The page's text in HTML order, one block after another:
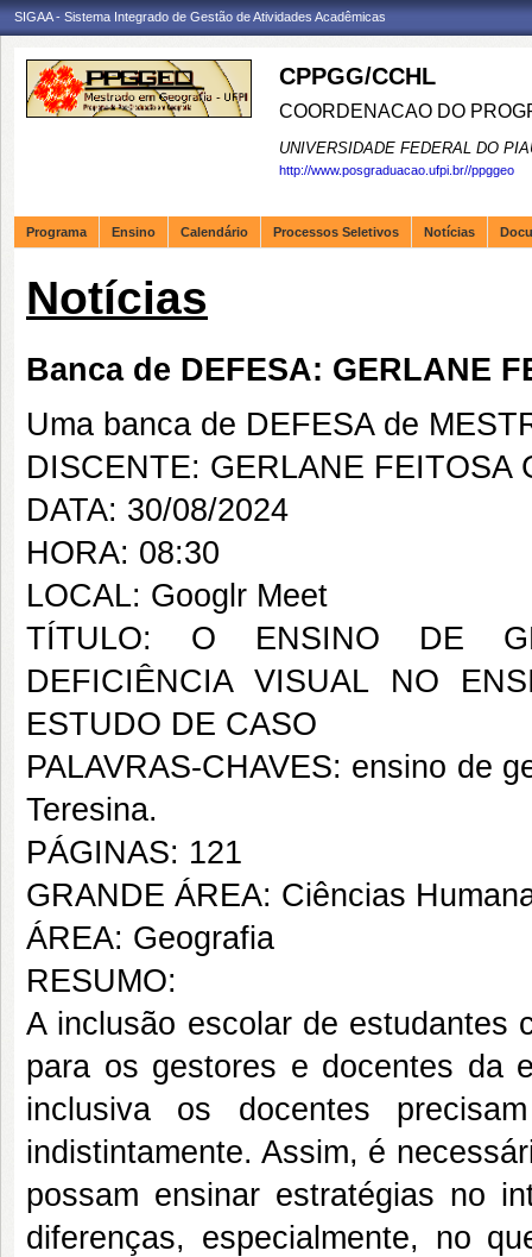
SIGAA - Sistema Integrado de Gestão de Atividades Acadêmicas
CPPGG/CCHL
COORDENACAO DO
UNIVERSIDADE FEDERAL DO
http://www.posgraduacao.ufpi.br//ppggeo
Programa Ensino Calendário Processos Seletivos Notícias
Notícias
Banca de DEFESA: GERLANE
Uma banca de DEFESA de
DISCENTE: GERLANE FEITOSA
DATA: 30/08/2024
HORA: 08:30
LOCAL: Googlr Meet
TÍTULO: O ENSINO DE
DEFICIÊNCIA VISUAL NO
ESTUDO DE CASO
PALAVRAS-CHAVES: ensino de
Teresina.
PÁGINAS: 121
GRANDE ÁREA: Ciências
ÁREA: Geografia
RESUMO:
A inclusão escolar de estudantes
para os gestores e docentes da
inclusiva os docentes
indistintamente. Assim, é
possam ensinar estratégias no
diferenças, especialmente, no